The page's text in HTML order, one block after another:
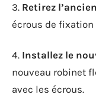
3. Retirez
écrous de
4. Installez le
nouveau robinet
avec les écrous.